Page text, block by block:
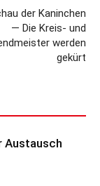
der Kaninchen
— Die Kreis- und
werden
gekürt
Austausch